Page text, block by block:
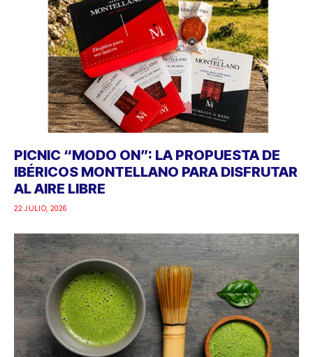
PICNIC “MODO ON”: LA PROPUESTA DE
IBÉRICOS MONTELLANO PARA DISFRUTAR
AL AIRE LIBRE
22 JULIO, 2026